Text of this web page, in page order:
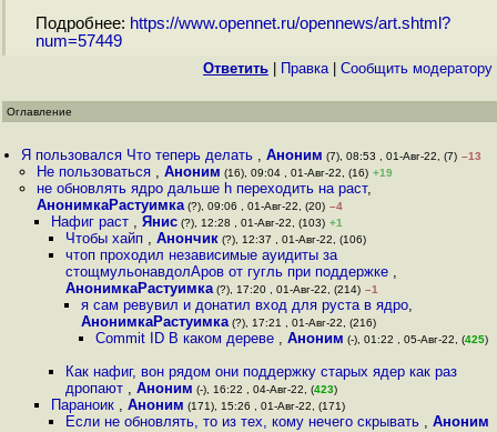
Подробнее: https://www.opennet.ru/opennews/art.shtml?
num=57449
Ответить Правка| Cообщить модератору
Оглавление
Я пользовался Что теперь делать ,Аноним (7), 08:53 , 01-Авг-22, (7) –13
Не пользоваться , Аноним (16), 09:04 , 01-Авг-22, (16) +19
не обновлять ядро дальше h переходить на раст,
АнонимкаРастуимка(?), 09:06 , 01-Авг-22, (20) –4
Нафиг раст , Янис(?), 12:28 , 01-Авг-22, (103) +1
Чтобы хайп ,Анончик (?), 12:37 , 01-Авг-22, (106)
чтоп проходил независимые ауидиты за
стощмульонавдолАров от гугль при поддержке ,
АнонимкаРастуимка (?), 17:20 , 01-Авг-22, (214) –1
я сам ревувил и донатил вход для руста в ядро,
АнонимкаРастуимка(?), 17:21 , 01-Авг-22, (216)
Commit ID В каком дереве , Аноним (-), 01:22 , 05-Авг-22, (425)
Как нафиг, вон рядом они поддержку старых ядер как раз
дропают ,Аноним (-), 16:22 , 04-Авг-22, (423)
Параноик , Аноним (171), 15:26 , 01-Авг-22, (171)
Если не обновлять, то из тех, кому нечего скрывать ,Аноним